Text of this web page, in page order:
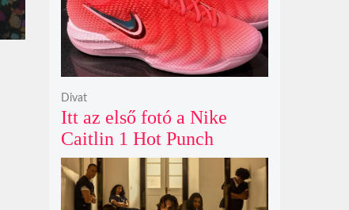
Itt az első fotó a Nike
Caitlin 1 Hot Punch
cipőjéről brutálisan ütős
színben
Divat